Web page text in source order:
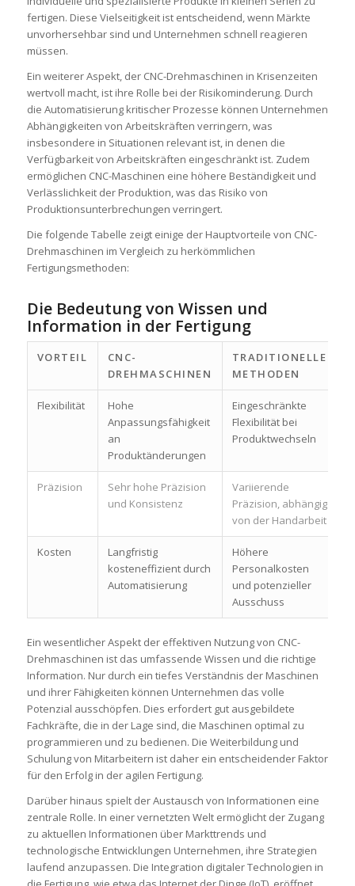
fertigen. Diese Vielseitigkeit ist entscheidend, wenn Märkte
unvorhersehbar sind und Unternehmen schnell reagieren
müssen.
Ein weiterer Aspekt, der CNC-Drehmaschinen in Krisenzeiten
wertvoll macht, ist ihre Rolle bei der Risikominderung. Durch
die Automatisierung kritischer Prozesse können Unternehmen
Abhängigkeiten von Arbeitskräften verringern, was
insbesondere in Situationen relevant ist, in denen die
Verfügbarkeit von Arbeitskräften eingeschränkt ist. Zudem
ermöglichen CNC-Maschinen eine höhere Beständigkeit und
Verlässlichkeit der Produktion, was das Risiko von
Produktionsunterbrechungen verringert.
Die folgende Tabelle zeigt einige der Hauptvorteile von CNC-
Drehmaschinen im Vergleich zu herkömmlichen
Fertigungsmethoden:
Die Bedeutung von Wissen und
Information in der Fertigung
VORTEIL
CNC-
DREHMASCHINEN
TRADITIONELLE
METHODEN
Flexibilität
Hohe
Anpassungsfähigkeit
an
Produktänderungen
Eingeschränkte
Flexibilität bei
Produktwechseln
Präzision
Sehr hohe Präzision
und Konsistenz
Variierende
Präzision, abhängig
von der Handarbeit
Kosten
Langfristig
kosteneffizient durch
Automatisierung
Höhere
Personalkosten
und potenzieller
Ausschuss
Ein wesentlicher Aspekt der effektiven Nutzung von CNC-
Drehmaschinen ist das umfassende Wissen und die richtige
Information. Nur durch ein tiefes Verständnis der Maschinen
und ihrer Fähigkeiten können Unternehmen das volle
Potenzial ausschöpfen. Dies erfordert gut ausgebildete
Fachkräfte, die in der Lage sind, die Maschinen optimal zu
programmieren und zu bedienen. Die Weiterbildung und
Schulung von Mitarbeitern ist daher ein entscheidender Faktor
für den Erfolg in der agilen Fertigung.
Darüber hinaus spielt der Austausch von Informationen eine
zentrale Rolle. In einer vernetzten Welt ermöglicht der Zugang
zu aktuellen Informationen über Markttrends und
technologische Entwicklungen Unternehmen, ihre Strategien
laufend anzupassen. Die Integration digitaler Technologien in